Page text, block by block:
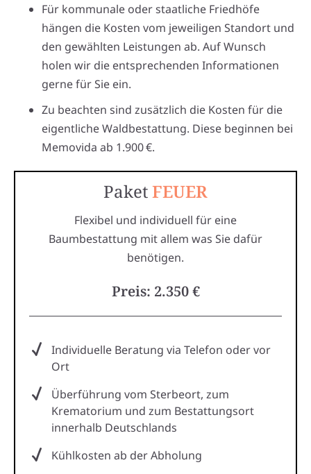
Für kommunale oder staatliche Friedhöfe
hängen die Kosten vom jeweiligen Standort und
den gewählten Leistungen ab. Auf Wunsch
holen wir die entsprechenden Informationen
gerne für Sie ein.
Zu beachten sind zusätzlich die Kosten für die
eigentliche Waldbestattung. Diese beginnen bei
Memovida ab 1.900 €.
PaketFEUER
Flexibel und individuell für eine
Baumbestattung mit allem was Sie dafür
benötigen.
Preis: 2.350 €
Individuelle Beratung via Telefon oder vor
Ort
Überführung vom Sterbeort, zum
Krematorium und zum Bestattungsort
innerhalb Deutschlands
Kühlkosten ab der Abholung